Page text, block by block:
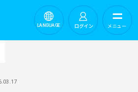
ログイン
LANGUAGE メニュー